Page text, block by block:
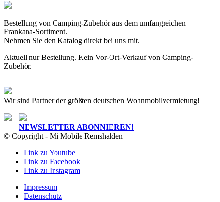
Bestellung von Camping-Zubehör aus dem umfangreichen
Frankana-Sortiment.
Nehmen Sie den Katalog direkt bei uns mit.
Aktuell nur Bestellung. Kein Vor-Ort-Verkauf von Camping-
Zubehör.
Wir sind Partner der größten deutschen Wohnmobilvermietung!
NEWSLETTER ABONNIEREN!
© Copyright - Mi Mobile Remshalden
Link zu Youtube
Link zu Facebook
Link zu Instagram
Impressum
Datenschutz